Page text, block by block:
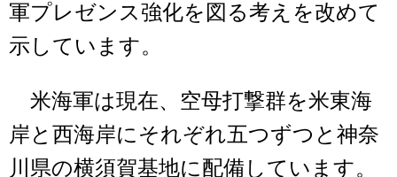
軍プレゼンス強化を図る考えを改めて
示しています。
米海軍は現在、空母打撃群を米東海
岸と西海岸にそれぞれ五つずつと神奈
川県の横須賀基地に配備しています。